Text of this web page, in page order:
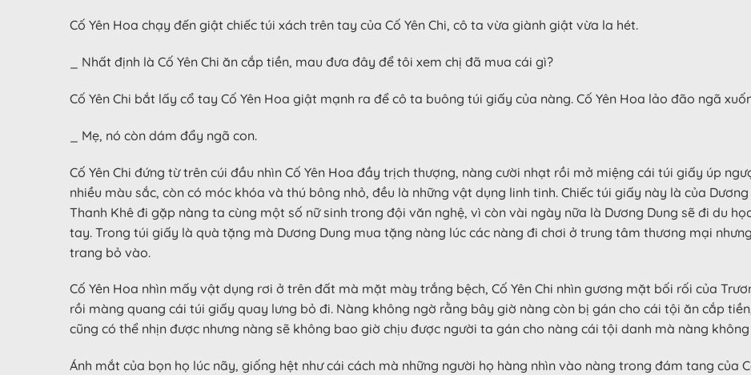
Cố Yên Hoa chạy đến giật chiếc túi xách trên tay của Cố Yên Chi, cô ta vừa giành giật vừa la hét.
_ Nhất định là Cố Yên Chi ăn cắp tiền, mau đưa đây để tôi xem chị đã mua cái gì?
Cố Yên Chi bắt lấy cổ tay Cố Yên Hoa giật mạnh ra để cô ta buông túi giấy của nàng. Cố Yên Hoa lảo đão ngã
_ Mẹ, nó còn dám đẩy ngã con.
Cố Yên Chi đứng từ trên cúi đầu nhìn Cố Yên Hoa đầy trịch thượng, nàng cười nhạt rồi mở miệng cái túi giấy úp
nhiều màu sắc, còn có móc khóa và thú bông nhỏ, đều là những vật dụng linh tinh. Chiếc túi giấy này là của
Thanh Khê đi gặp nàng ta cùng một số nữ sinh trong đội văn nghệ, vì còn vài ngày nữa là Dương Dung sẽ đi du
tay. Trong túi giấy là quà tặng mà Dương Dung mua tặng nàng lúc các nàng đi chơi ở trung tâm thương mại
trang bỏ vào.
Cố Yên Hoa nhìn mấy vật dụng rơi ở trên đất mà mặt mày trắng bệch, Cố Yên Chi nhìn gương mặt bối rối của
rồi màng quang cái túi giấy quay lưng bỏ đi. Nàng không ngờ rằng bây giờ nàng còn bị gán cho cái tội ăn cắp
cũng có thể nhịn được nhưng nàng sẽ không bao giờ chịu được người ta gán cho nàng cái tội danh mà nàng
Ánh mắt của bọn họ lúc nãy, giống hệt như cái cách mà những người họ hàng nhìn vào nàng trong đám tang của